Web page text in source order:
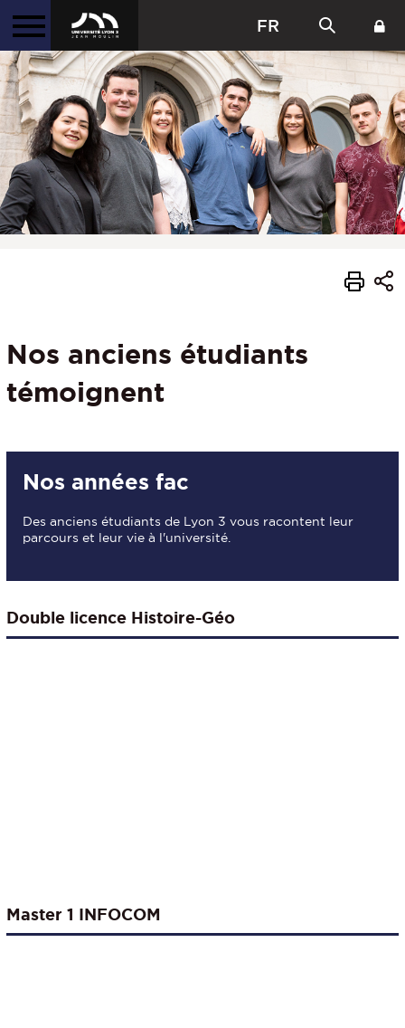
FR
Nos anciens étudiants
témoignent
Nos années fac
Des anciens étudiants de Lyon 3 vous racontent leur
parcours et leur vie à l'université.
Double licence Histoire-Géo
Master 1 INFOCOM